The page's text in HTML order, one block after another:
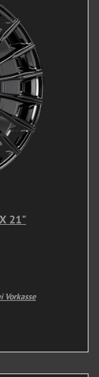
21"
Vorkasse